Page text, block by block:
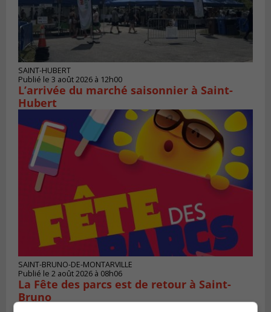
SAINT-HUBERT
Publié le 3 août 2026 à 12h00
L’arrivée du marché saisonnier à Saint-
Hubert
SAINT-BRUNO-DE-MONTARVILLE
Publié le 2 août 2026 à 08h06
La Fête des parcs est de retour à Saint-
Bruno